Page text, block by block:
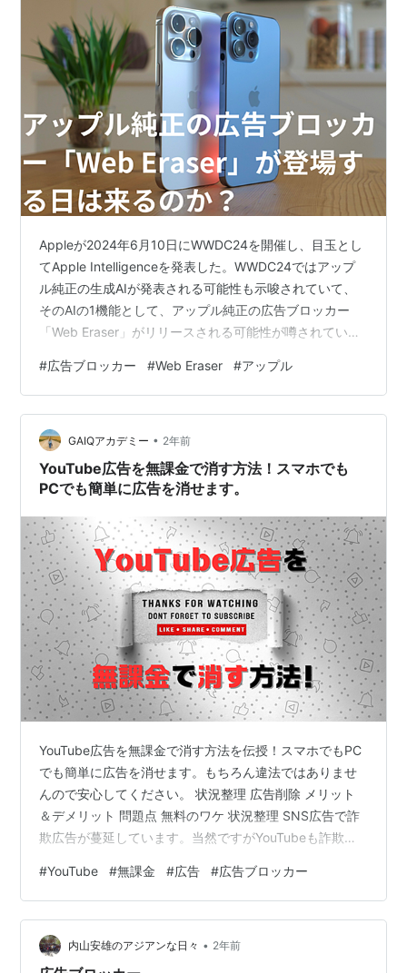
Appleが2024年6月10日にWWDC24を開催し、目玉とし
てApple Intelligenceを発表した。WWDC24ではアップ
ル純正の生成AIが発表される可能性も示唆されていて、
そのAIの1機能として、アップル純正の広告ブロッカー
「Web Eraser」がリリースされる可能性が噂されてい
の被害が拡大していることで経済産業省がGoogle、LINE
ヤフー、Metaの3社に対し、ヒアリングを行い、対策要
請を実施している。このようにネット広告に関する状況
が大きく変わっている中でアップル純正の広告ブロッカ
ー「Web Er…
#広告ブロッカー #Web Eraser #アップル
GAIQアカデミー • 2年前
YouTube広告を無課金で消す方法！スマホでも
PCでも簡単に広告を消せます。
YouTube広告を無課金で消す方法を伝授！スマホでもPC
でも簡単に広告を消せます。もちろん違法ではありませ
んので安心してください。 状況整理 広告削除 メリット
＆デメリット 問題点 無料のワケ 状況整理 SNS広告で詐
欺広告が蔓延しています。当然ですがYouTubeも詐欺広
も2023年に55億件の広告を削除しています。サービス提
供側の努力も重要ですが、最終的には自衛するしかあり
ません。もちろんYouTube広告を見ている待ち時間もム
ダです。コスパやタイパが重要な時代に動画広告を延々
と見ているのは効率が悪いですよね？ 広告削除 Yo…
#YouTube #無課金 #広告 #広告ブロッカー
内山安雄のアジアンな日々 • 2年前